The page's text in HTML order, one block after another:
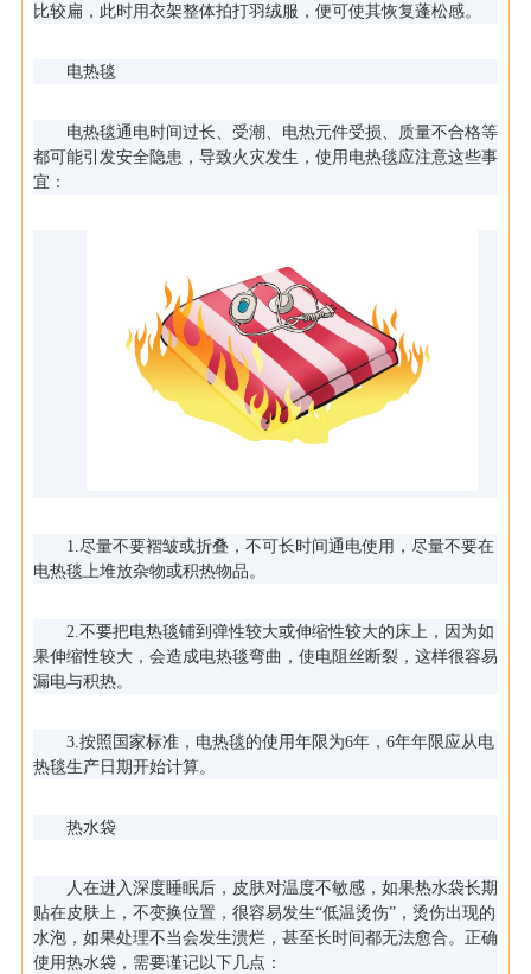
比较扁，此时用衣架整体拍打羽绒服，便可使其恢复蓬松感。
电热毯
电热毯通电时间过长、受潮、电热元件受损、质量不合格等
都可能引发安全隐患，导致火灾发生，使用电热毯应注意这些事
宜：
1.尽量不要褶皱或折叠，不可长时间通电使用，尽量不要在
电热毯上堆放杂物或积热物品。
2.不要把电热毯铺到弹性较大或伸缩性较大的床上，因为如
果伸缩性较大，会造成电热毯弯曲，使电阻丝断裂，这样很容易
漏电与积热。
3.按照国家标准，电热毯的使用年限为6年，6年年限应从电
热毯生产日期开始计算。
热水袋
人在进入深度睡眠后，皮肤对温度不敏感，如果热水袋长期
贴在皮肤上，不变换位置，很容易发生“低温烫伤”，烫伤出现的
水泡，如果处理不当会发生溃烂，甚至长时间都无法愈合。正确
使用热水袋，需要谨记以下几点：